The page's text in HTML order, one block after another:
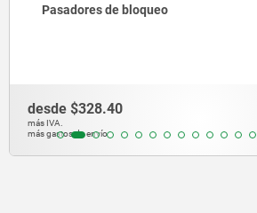
Pasadores de bloqueo con hexágono
desde$359.10
más IVA.
más gastos de envío